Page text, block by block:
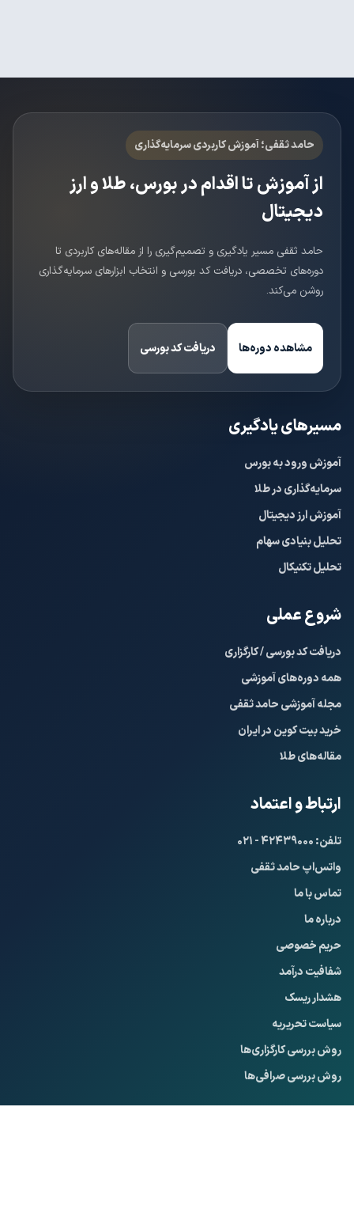
حامد ثقفی؛ آموزش کاربردی سرمایه‌گذاری
از آموزش تا اقدام در بورس، طلا و ارز
دیجیتال
حامد ثقفی مسیر یادگیری و تصمیم‌گیری را از مقاله‌های کاربردی تا
دوره‌های تخصصی، دریافت کد بورسی و انتخاب ابزارهای سرمایه‌گذاری
روشن می‌کند.
مشاهده دوره‌ها دریافت کد بورسی
مسیرهای یادگیری
آموزش ورود به بورس
سرمایه‌گذاری در طلا
آموزش ارز دیجیتال
تحلیل بنیادی سهام
تحلیل تکنیکال
شروع عملی
دریافت کد بورسی / کارگزاری
همه دوره‌های آموزشی
مجله آموزشی حامد ثقفی
خرید بیت کوین در ایران
مقاله‌های طلا
ارتباط و اعتماد
تلفن: ۴۲۴۳۹۰۰۰ - ۰۲۱
واتس‌اپ حامد ثقفی
تماس با ما
درباره ما
حریم خصوصی
شفافیت درآمد
هشدار ریسک
سیاست تحریریه
روش بررسی کارگزاری‌ها
روش بررسی صرافی‌ها
Privacy Policy